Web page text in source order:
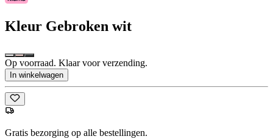
Kleur Gebroken wit
Op voorraad. Klaar voor verzending.
In winkelwagen
Gratis bezorging op alle bestellingen.